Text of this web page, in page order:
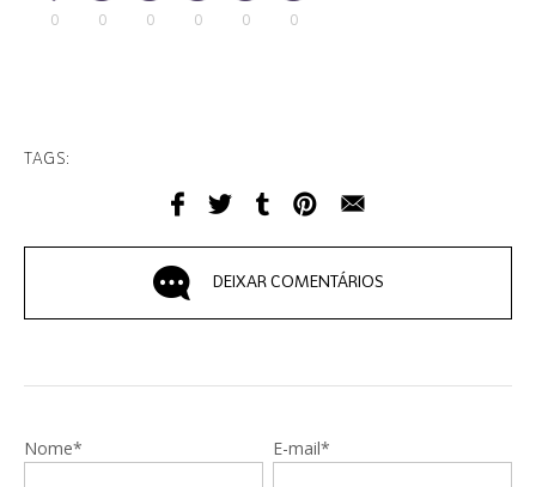
0 0 0 0 0 0
TAGS:
DEIXAR COMENTÁRIOS
Nome* E-mail*